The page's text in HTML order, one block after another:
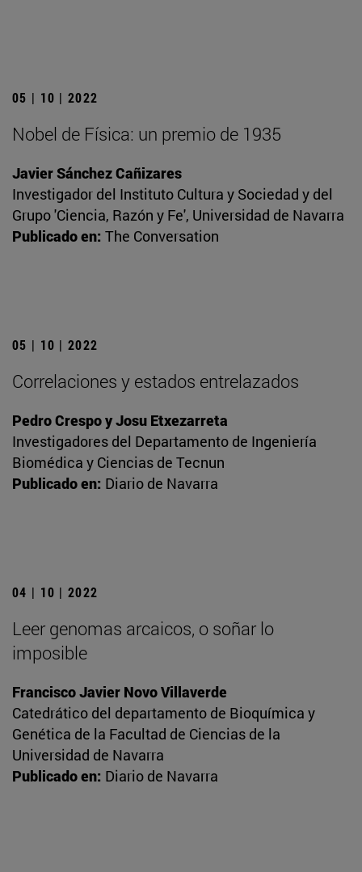
05 | 10 | 2022
Nobel de Física: un premio de 1935
Javier Sánchez Cañizares
Investigador del Instituto Cultura y Sociedad y del
Grupo 'Ciencia, Razón y Fe', Universidad de Navarra
Publicado en: The Conversation
05 | 10 | 2022
Correlaciones y estados entrelazados
Pedro Crespo y Josu Etxezarreta
Investigadores del Departamento de Ingeniería
Biomédica y Ciencias de Tecnun
Publicado en: Diario de Navarra
04 | 10 | 2022
Leer genomas arcaicos, o soñar lo
imposible
Francisco Javier Novo Villaverde
Catedrático del departamento de Bioquímica y
Genética de la Facultad de Ciencias de la
Universidad de Navarra
Publicado en: Diario de Navarra